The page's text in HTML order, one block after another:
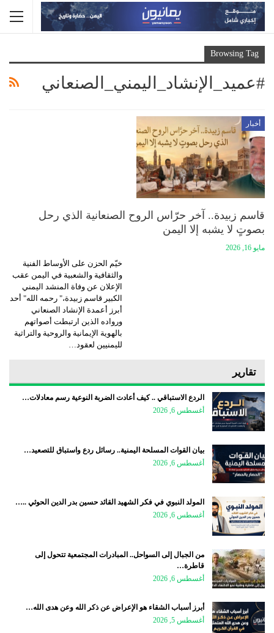
Browsing Tag
#عميد_الإنشاد_اليمني_الصنعاني
أخبار
قاسم زبيدة.. آخر حرّاس الروح الصنعانية الذي رحل
بصوتٍ لا يشبه إلا اليمن
مايو 16, 2026
خيّم الحزن على الأوساط الفنية
والثقافية والشعبية في اليمن عقب
الإعلان عن وفاة المنشد اليمني
الكبير قاسم زبيدة،" رحمه الله" أحد
أبرز أعمدة الإنشاد الصنعاني
ورواده الذين ارتبطت أصواتهم
بالهوية الإيمانية والروحية والتراثية
لليمنيين لعقود…
تقارير
الردع الاستباقي .. كيف أعادت الضربة النوعية رسم معادلات…
أغسطس 6, 2026
بيان القوات المسلحة اليمنية.. رسائل ردع واستباق للتصعيد…
أغسطس 6, 2026
المولد النبوي في فكر الشهيد القائد حسين بدر الدين الحوثي ..…
أغسطس 6, 2026
من الجبال إلى السواحل.. المبادرات المجتمعية تتحول إلى
قاطرة…
أغسطس 6, 2026
أبرز أسباب الشقاء هو الإعراض عن ذكر الله وعن هدى الله…
أغسطس 5, 2026